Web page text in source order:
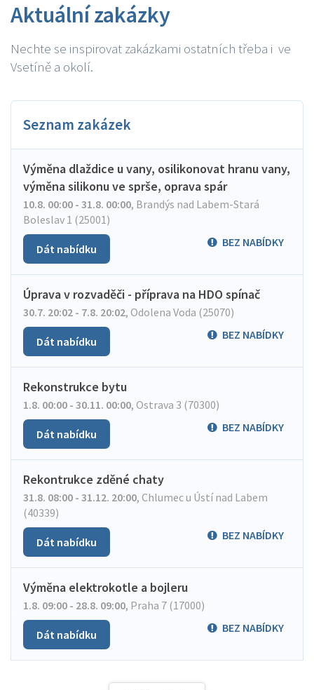
Aktuální zakázky
Nechte se inspirovat zakázkami ostatních třeba i ve
Vsetíně a okolí.
Seznam zakázek
Výměna dlaždice u vany, osilikonovat hranu vany,
výměna silikonu ve sprše, oprava spár
10.8. 00:00 - 31.8. 00:00, Brandýs nad Labem-Stará
Boleslav 1 (25001)
BEZ NABÍDKY
Dát nabídku
Úprava v rozvaděči - příprava na HDO spínač
30.7. 20:02 - 7.8. 20:02, Odolena Voda (25070)
BEZ NABÍDKY
Dát nabídku
Rekonstrukce bytu
1.8. 00:00 - 30.11. 00:00, Ostrava 3 (70300)
BEZ NABÍDKY
Dát nabídku
Rekontrukce zděné chaty
31.8. 08:00 - 31.12. 20:00, Chlumec u Ústí nad Labem
(40339)
BEZ NABÍDKY
Dát nabídku
Výměna elektrokotle a bojleru
1.8. 09:00 - 28.8. 09:00, Praha 7 (17000)
BEZ NABÍDKY
Dát nabídku